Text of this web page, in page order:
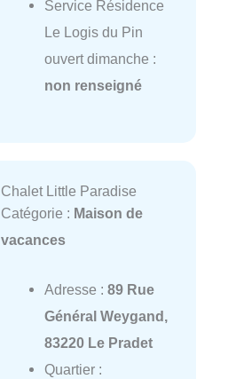
Service Résidence
Le Logis du Pin
ouvert dimanche :
non renseigné
Chalet Little Paradise
Catégorie : Maison de
vacances
Adresse : 89 Rue
Général Weygand,
83220 Le Pradet
Quartier :